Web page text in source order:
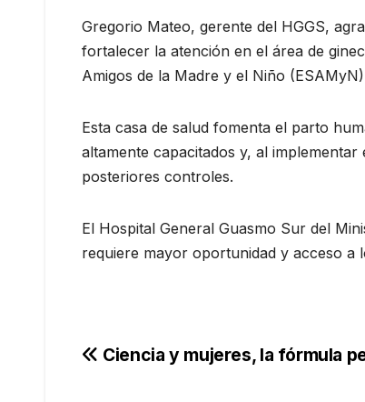
Gregorio Mateo, gerente del HGGS,
fortalecer la atención en el área de
Amigos de la Madre y el Niño
Esta casa de salud fomenta el parto
altamente capacitados y, al
posteriores controles.
El Hospital General Guasmo Sur del
requiere mayor oportunidad y acceso a
Navegación
Ciencia y mujeres, la fórmula